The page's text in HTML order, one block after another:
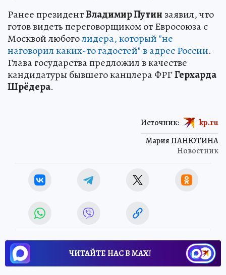
Ранее президентВладимир Путин заявил, что
готов видеть переговорщиком от Евросоюза с
Москвой любоголидера, который "не
наговорил каких-то гадостей" в адрес России.
Глава государства предложил в качестве
кандидатуры бывшего канцлера ФРГГерхарда
Шрёдера.
Мария ПАНЮТИНА
Новостник
Источник: kp.ru
ЧИТАЙТЕ НАС В МАХ!